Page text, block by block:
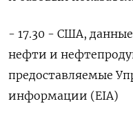
- 17.30 - США,
нефти и
предоставляемые
информации (EIA)